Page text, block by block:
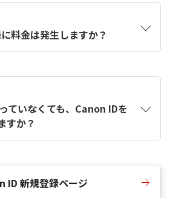
スから取得します。アカウントを
るように、この情報を使用して
録フォームを入力します。
料金は発生しますか？
ていなくても、Canon IDを
すか？
ID 新規登録ページ